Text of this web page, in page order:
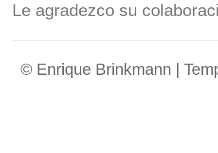
Le agradezco su
© Enrique Brinkmann |